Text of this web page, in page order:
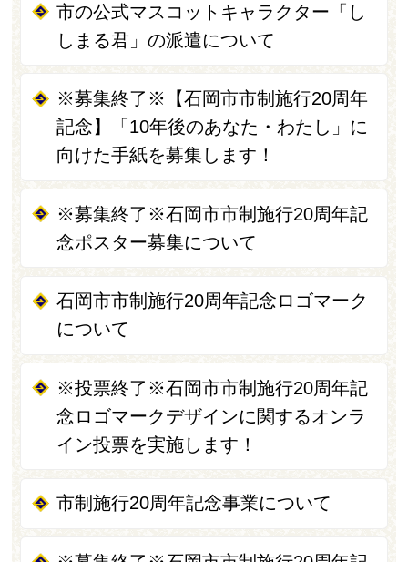
市の公式マスコットキャラクター「し
しまる君」の派遣について
※募集終了※【石岡市市制施行20周年
記念】「10年後のあなた・わたし」に
向けた手紙を募集します！
※募集終了※石岡市市制施行20周年記
念ポスター募集について
石岡市市制施行20周年記念ロゴマーク
について
※投票終了※石岡市市制施行20周年記
念ロゴマークデザインに関するオンラ
イン投票を実施します！
市制施行20周年記念事業について